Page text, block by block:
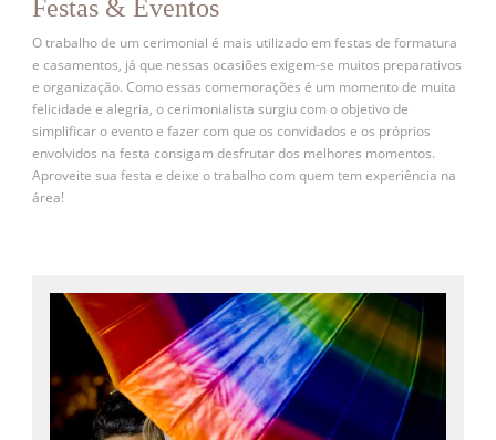
Festas & Eventos
O trabalho de um cerimonial é mais utilizado em festas de formatura
e casamentos, já que nessas ocasiões exigem-se muitos preparativos
e organização. Como essas comemorações é um momento de muita
felicidade e alegria, o cerimonialista surgiu com o objetivo de
simplificar o evento e fazer com que os convidados e os próprios
envolvidos na festa consigam desfrutar dos melhores momentos.
Aproveite sua festa e deixe o trabalho com quem tem experiência na
área!